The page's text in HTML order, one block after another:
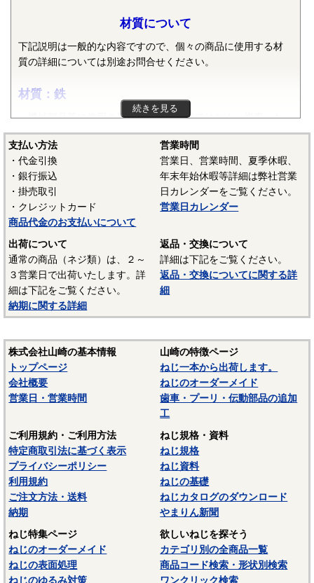
材質について
下記説明は一般的な内容ですので、個々の商品に使用する材
質の詳細については別途お問合せください。
材質：鉄
機械部品等に使用される鉄は純粋な鉄ではなく、炭素・ケ
イ素・マンガン・リン・硫黄等の元素が含まれた普通鋼や普
通鋼に特殊な元素が加えられた特殊鋼が使用されます。ボル
ト、小ねじ、タッピンねじ、ナット、リベット等では冷間圧
造用炭素鋼線（SWCH）がよく使用されます。平座金等は冷
間圧延鋼板（SPCC）等、ばね座金等は硬鋼線（SWRH）等、
スプリングピンや歯付き座金等はみがき特殊帯鋼（S60CM～
S70CM）等でメーカーや製品毎で様々な材質が使用されてい
ます。当サイトでは特定の材質表記がない場合は、これらの
鉄鋼材料を一般名称の「鉄」と表記しています。
－－－－－－－－－－－－－－－
☆ねじに使用される材料については下記ページにも掲載して
います。ご参照ください。
〇鉄鋼材料
ステンレス材料
続きを見る
支払い方法
・代金引換
・銀行振込
・掛売取引
・クレジットカード
商品代金のお支払いについて
営業時間
営業日、営業時間、夏季休暇、
年末年始休暇等詳細は弊社営業
日カレンダーをご覧ください。
営業日カレンダー
出荷について
通常の商品（ネジ類）は、２～
３営業日で出荷いたします。詳
細は下記をご覧ください。
納期に関する詳細
返品・交換について
詳細は下記をご覧ください。
返品・交換についてに関する詳
細
株式会社山崎の基本情報
トップページ
会社概要
営業日・営業時間
山崎の特徴ページ
ねじ一本から出荷します。
ねじのオーダーメイド
歯車・プーリ・伝動部品の追加
工
ご利用規約・ご利用方法
特定商取引法に基づく表示
プライバシーポリシー
利用規約
ご注文方法・送料
納期
ねじ規格・資料
ねじ規格
ねじ資料
ねじの基礎
ねじカタログのダウンロード
やまりん新聞
ねじ特集ページ
ねじのオーダーメイド
ねじの表面処理
ねじのゆるみ対策
欲しいねじを探そう
カテゴリ別の全商品一覧
商品コード検索・形状別検索
ワンクリック検索